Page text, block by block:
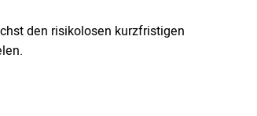
den risikolosen kurzfristigen